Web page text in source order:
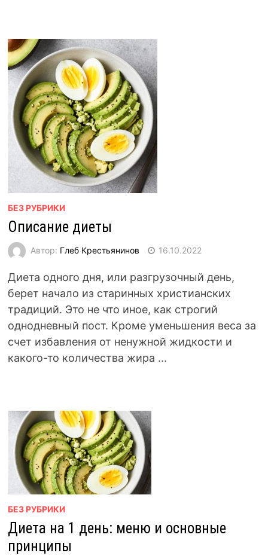
БЕЗ РУБРИКИ
Описание диеты
Автор: Глеб Крестьянинов 16.10.2022
Диета одного дня, или разгрузочный день,
берет начало из старинных христианских
традиций. Это не что иное, как строгий
однодневный пост. Кроме уменьшения веса за
счет избавления от ненужной жидкости и
какого-то количества жира ...
БЕЗ РУБРИКИ
Диета на 1 день: меню и основные
принципы